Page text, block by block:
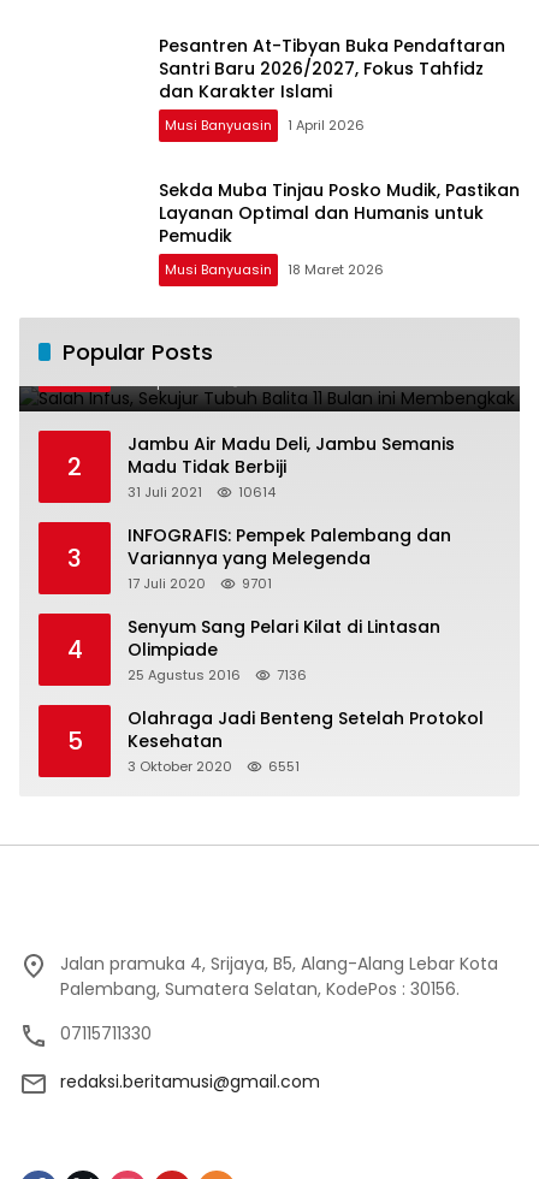
Pesantren At-Tibyan Buka Pendaftaran
Santri Baru 2026/2027, Fokus Tahfidz
dan Karakter Islami
Musi Banyuasin 1 April 2026
Sekda Muba Tinjau Posko Mudik, Pastikan
Layanan Optimal dan Humanis untuk
Pemudik
Musi Banyuasin 18 Maret 2026
Popular Posts
1
ini Membengkak
2
Jambu Air Madu Deli, Jambu Semanis
Madu Tidak Berbiji
31 Juli 2021 10614
3
INFOGRAFIS: Pempek Palembang dan
Variannya yang Melegenda
17 Juli 2020 9701
4
Senyum Sang Pelari Kilat di Lintasan
Olimpiade
25 Agustus 2016 7136
5
Olahraga Jadi Benteng Setelah Protokol
Kesehatan
3 Oktober 2020 6551
Jalan pramuka 4, Srijaya, B5, Alang-Alang Lebar Kota
Palembang, Sumatera Selatan, KodePos : 30156.
07115711330
redaksi.beritamusi@gmail.com